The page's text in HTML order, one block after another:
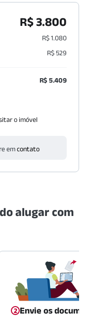
R$ 3.800
R$ 1.080
R$ 529
R$ 5.409
o imóvel
emcontato
alugar com
Envie os